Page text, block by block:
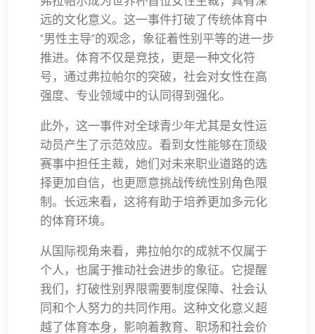
远的文化意义。这一事件打破了传统体育中
“男性主导”的观念，象征着性别平等的进一步
推进。体育不仅是竞技，更是一种文化符
号，通过弗拉帕尔的突破，社会对女性在高
强度、专业领域中的认同得到强化。
此外，这一事件对全球青少年尤其是女性运
动员产生了示范效应。看到女性能够在顶级
赛事中担任主裁，她们对未来职业道路的选
择更加自信，也更愿意挑战传统性别角色限
制。长远来看，这将有助于培养更加多元化
的体育环境。
从国际视角来看，弗拉帕尔的成就不仅属于
个人，也属于推动社会进步的象征。它提醒
我们，打破性别界限需要制度保障、社会认
同和个人努力的共同作用。这种文化意义超
越了体育本身，影响着教育、职场和社会价